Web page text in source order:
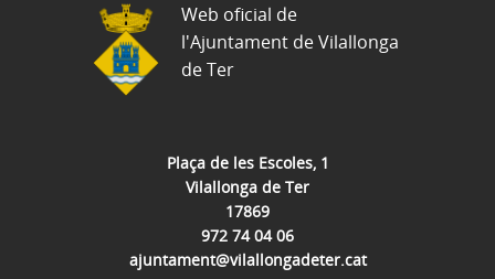
Plaça de les Escoles, 1
Vilallonga de Ter
17869
972 74 04 06
ajuntament@vilallongadeter.cat
Web oficial de
l'Ajuntament de Vilallonga
de Ter